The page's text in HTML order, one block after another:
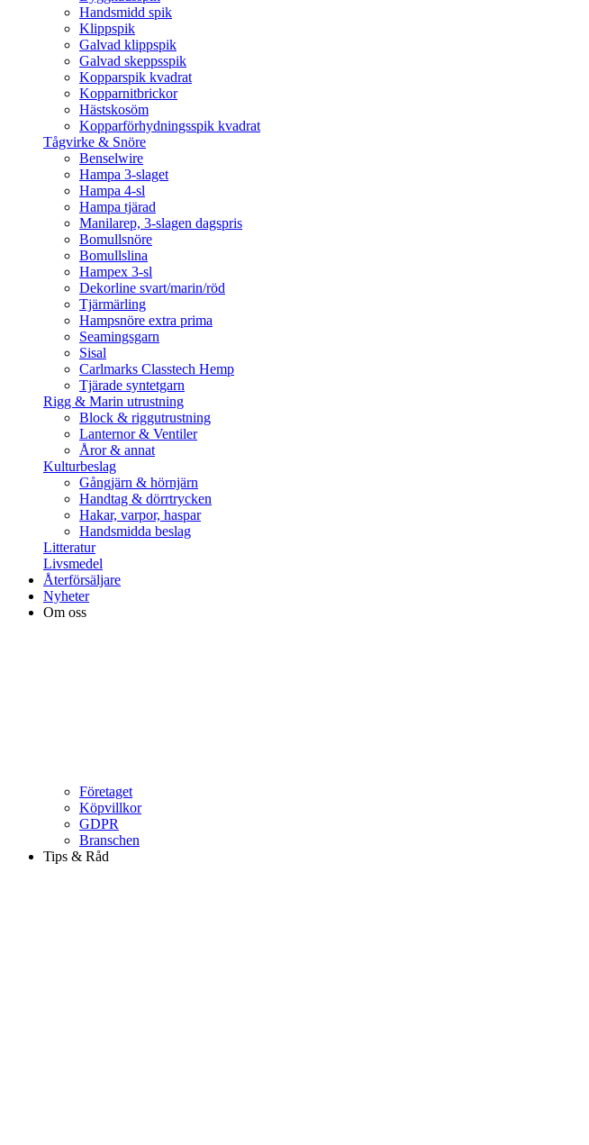
Handsmidd spik
Klippspik
Galvad klippspik
Galvad skeppsspik
Kopparspik kvadrat
Kopparnitbrickor
Hästskosöm
Kopparförhydningsspik kvadrat
Tågvirke & Snöre
Benselwire
Hampa 3-slaget
Hampa 4-sl
Hampa tjärad
Manilarep, 3-slagen dagspris
Bomullsnöre
Bomullslina
Hampex 3-sl
Dekorline svart/marin/röd
Tjärmärling
Hampsnöre extra prima
Seamingsgarn
Sisal
Carlmarks Classtech Hemp
Tjärade syntetgarn
Rigg & Marin utrustning
Block & riggutrustning
Lanternor & Ventiler
Åror & annat
Kulturbeslag
Gångjärn & hörnjärn
Handtag & dörrtrycken
Hakar, varpor, haspar
Handsmidda beslag
Litteratur
Livsmedel
Återförsäljare
Nyheter
Om oss
Företaget
Köpvillkor
GDPR
Branschen
Tips & Råd